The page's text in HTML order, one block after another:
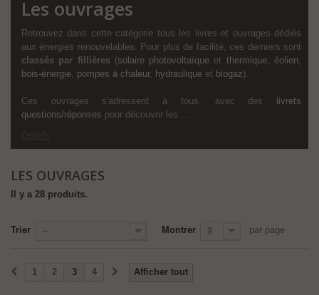
Les ouvrages
Retrouvez dans cette catégorie tous les livres et ouvrages dédiés
aux énergies renouvelables. Pour plus de facilité, ces derniers sont
classés par fillières(solaire photovoltaïque et thermique,éolien,
bois-énergie, pompes à chaleur, hydraulique et biogaz).
Ces ouvrages s'adressent à tous, avec des
livrets
questions/réponses pour découvrir les ...
LES OUVRAGES
Il y a 28 produits.
Trier -- Montrer 9 par page
Afficher tout
1 2 3 4